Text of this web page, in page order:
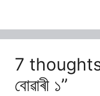
7 thoughts
বোৱাৰী ১”